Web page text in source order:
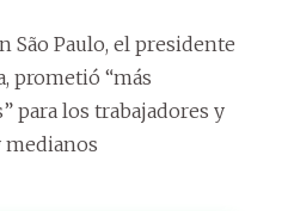
São Paulo, el presidente
prometió “más
para los trabajadores y
medianos